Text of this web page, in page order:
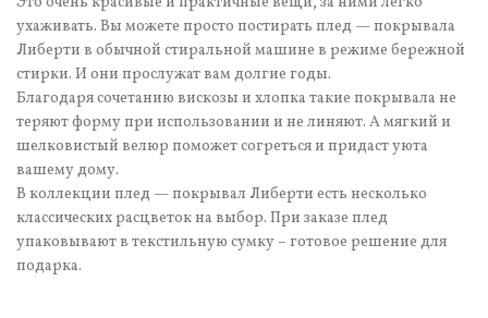
ухаживать. Вы можете просто постирать плед — покрывала
Либерти в обычной стиральной машине в режиме бережной
стирки. И они прослужат вам долгие годы.
Благодаря сочетанию вискозы и хлопка такие покрывала не
теряют форму при использовании и не линяют. А мягкий и
шелковистый велюр поможет согреться и придаст уюта
вашему дому.
В коллекции плед — покрывал Либерти есть несколько
классических расцветок на выбор. При заказе плед
упаковывают в текстильную сумку – готовое решение для
подарка.